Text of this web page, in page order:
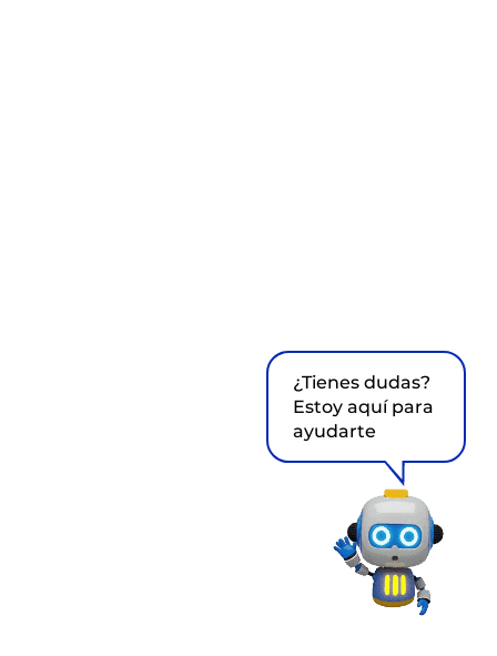
¿Tienes dudas?
Estoy aquí para
ayudarte